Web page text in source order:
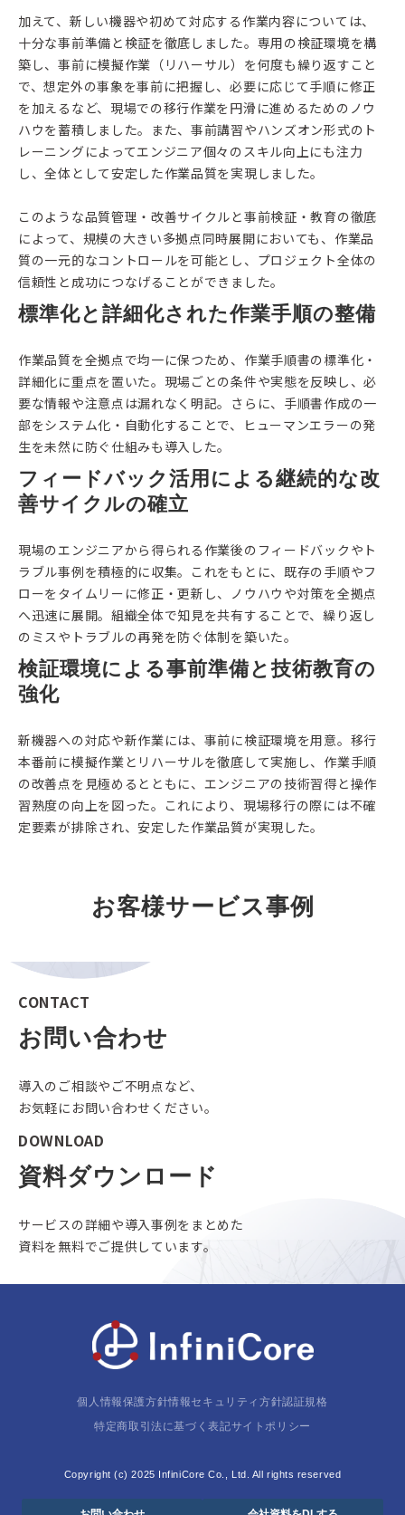
加えて、新しい機器や初めて対応する作業内容については、
十分な事前準備と検証を徹底しました。専用の検証環境を構
築し、事前に模擬作業（リハーサル）を何度も繰り返すこと
で、想定外の事象を事前に把握し、必要に応じて手順に修正
を加えるなど、現場での移行作業を円滑に進めるためのノウ
ハウを蓄積しました。また、事前講習やハンズオン形式のト
レーニングによってエンジニア個々のスキル向上にも注力
し、全体として安定した作業品質を実現しました。
このような品質管理・改善サイクルと事前検証・教育の徹底
によって、規模の大きい多拠点同時展開においても、作業品
質の一元的なコントロールを可能とし、プロジェクト全体の
信頼性と成功につなげることができました。
標準化と詳細化された作業手順の整備
作業品質を全拠点で均一に保つため、作業手順書の標準化・
詳細化に重点を置いた。現場ごとの条件や実態を反映し、必
要な情報や注意点は漏れなく明記。さらに、手順書作成の一
部をシステム化・自動化することで、ヒューマンエラーの発
生を未然に防ぐ仕組みも導入した。
フィードバック活用による継続的な改
善サイクルの確立
現場のエンジニアから得られる作業後のフィードバックやト
ラブル事例を積極的に収集。これをもとに、既存の手順やフ
ローをタイムリーに修正・更新し、ノウハウや対策を全拠点
へ迅速に展開。組織全体で知見を共有することで、繰り返し
のミスやトラブルの再発を防ぐ体制を築いた。
検証環境による事前準備と技術教育の
強化
新機器への対応や新作業には、事前に検証環境を用意。移行
本番前に模擬作業とリハーサルを徹底して実施し、作業手順
の改善点を見極めるとともに、エンジニアの技術習得と操作
習熟度の向上を図った。これにより、現場移行の際には不確
定要素が排除され、安定した作業品質が実現した。
お客様サービス事例
CONTACT
お問い合わせ
導入のご相談やご不明点など、
お気軽にお問い合わせください。
DOWNLOAD
資料ダウンロード
サービスの詳細や導入事例をまとめた
資料を無料でご提供しています。
個人情報保護方針情報セキュリティ方針認証規格
特定商取引法に基づく表記サイトポリシー
Copyright (c) 2025 InfiniCore Co., Ltd. All rights reserved